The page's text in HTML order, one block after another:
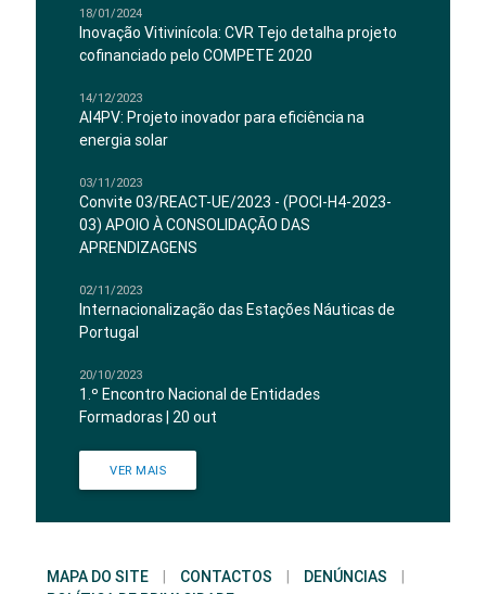
18/01/2024
Inovação Vitivinícola: CVR Tejo detalha projeto
cofinanciado pelo COMPETE 2020
14/12/2023
AI4PV: Projeto inovador para eficiência na
energia solar
03/11/2023
Convite 03/REACT-UE/2023 - (POCI-H4-2023-
03) APOIO À CONSOLIDAÇÃO DAS
APRENDIZAGENS
02/11/2023
Internacionalização das Estações Náuticas de
Portugal
20/10/2023
1.º Encontro Nacional de Entidades
Formadoras | 20 out
VER MAIS
MAPA DO SITE | CONTACTOS | DENÚNCIAS
|